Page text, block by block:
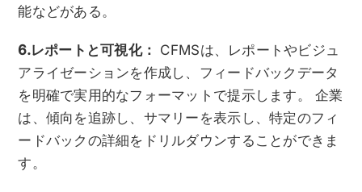
能などがある。
6.レポートと可視化： CFMSは、レポートやビジュ
アライゼーションを作成し、フィードバックデータ
を明確で実用的なフォーマットで提示します。 企業
は、傾向を追跡し、サマリーを表示し、特定のフィ
ードバックの詳細をドリルダウンすることができま
す。